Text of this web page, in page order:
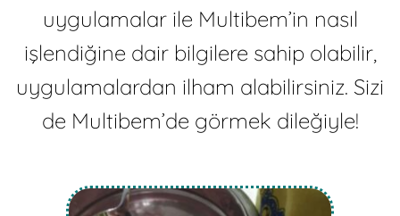
uygulamalar ile Multibem’in nasıl
işlendiğine dair bilgilere sahip olabilir,
uygulamalardan ilham alabilirsiniz. Sizi
de Multibem’de görmek dileğiyle!